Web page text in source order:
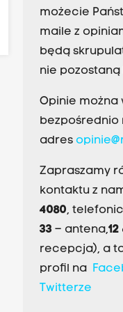
możecie
maile z
będą
nie
Opinie można
bezpośrednio
adres
Zapraszamy
kontaktu z
4080,
33– antena,12
recepcja), a
profil na
Twitterze